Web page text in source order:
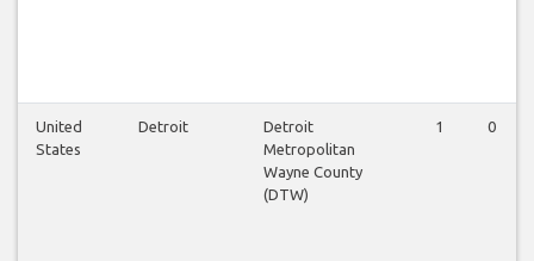
United
States
Detroit
Detroit
Metropolitan
Wayne County
(DTW)
1 0